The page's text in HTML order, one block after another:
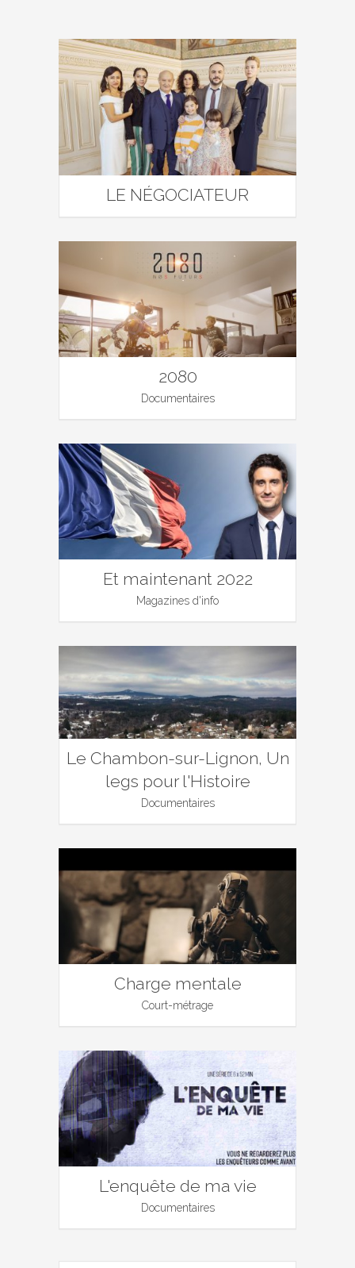
LE NÉGOCIATEUR
2080
Documentaires
Et maintenant 2022
Magazines d'info
Le Chambon-sur-Lignon, Un
legs pour l'Histoire
Documentaires
Charge mentale
Court-métrage
L'enquête de ma vie
Documentaires